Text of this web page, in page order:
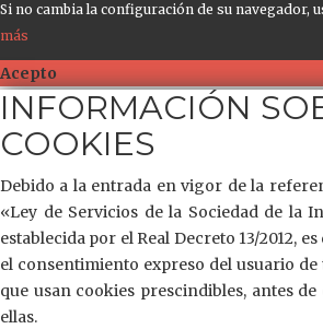
Si no cambia la configuración de su navegador,
más
Acepto
INFORMACIÓN
COOKIES
Debido a la entrada en vigor de la
«Ley de Servicios de la Sociedad de la
establecida por el Real Decreto 13/2012,
el consentimiento expreso del usuario de
que usan cookies prescindibles, antes
ellas.